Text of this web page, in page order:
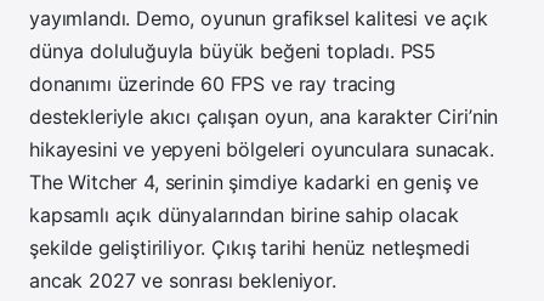
yayımlandı. Demo, oyunun grafiksel kalitesi ve açık
dünya doluluğuyla büyük beğeni topladı. PS5
donanımı üzerinde 60 FPS ve ray tracing
destekleriyle akıcı çalışan oyun, ana karakter Ciri’nin
hikayesini ve yepyeni bölgeleri oyunculara sunacak.
The Witcher 4, serinin şimdiye kadarki en geniş ve
kapsamlı açık dünyalarından birine sahip olacak
şekilde geliştiriliyor. Çıkış tarihi henüz netleşmedi
ancak 2027 ve sonrası bekleniyor.